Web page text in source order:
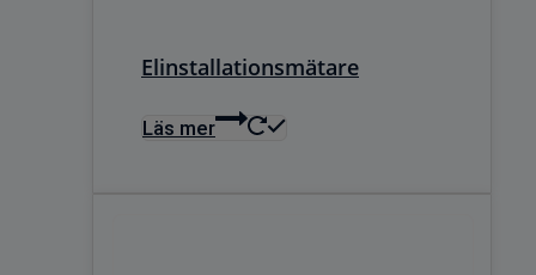
Elinstallationsmätare
Läs mer